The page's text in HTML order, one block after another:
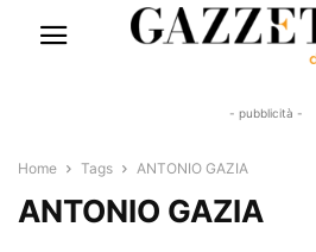
- pubblicità -
Home Tags ANTONIO GAZIA
ANTONIO GAZIA